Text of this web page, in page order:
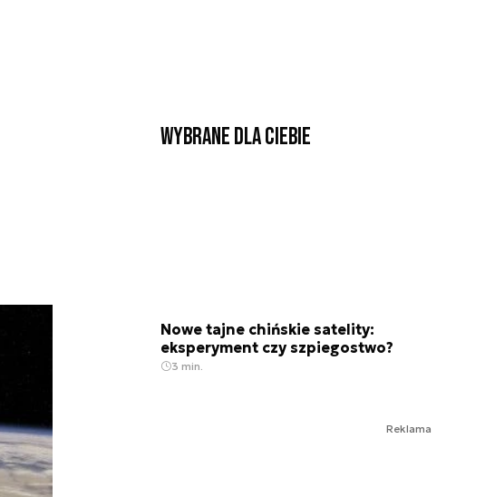
Wybrane dla Ciebie
Nowe tajne chińskie satelity:
eksperyment czy szpiegostwo?
3 min.
Reklama